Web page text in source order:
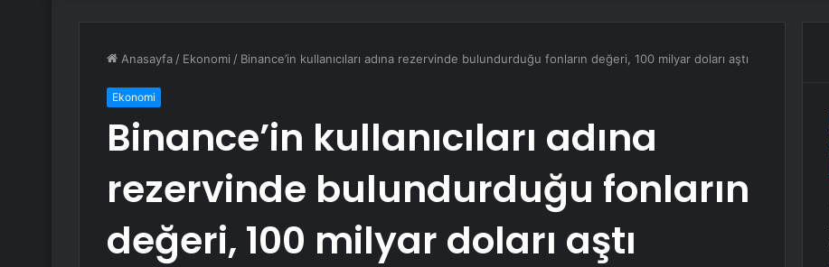
Anasayfa / Ekonomi / Binance’in kullanıcıları adına rezervinde bulundurduğu fonların değeri, 100 milyar doları aştı
Ekonomi
Binance’in kullanıcıları adına
rezervinde bulundurduğu fonların
değeri, 100 milyar doları aştı